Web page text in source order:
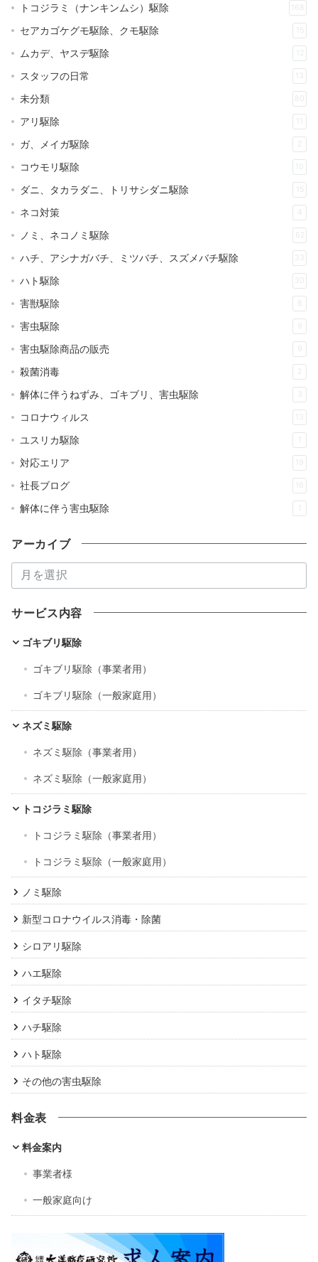
トコジラミ（ナンキンムシ）駆除 168
セアカゴケグモ駆除、クモ駆除 15
ムカデ、ヤスデ駆除 12
スタッフの日常 13
未分類 80
アリ駆除
ガ、メイガ駆除 2
コウモリ駆除 10
ダニ、タカラダニ、トリサシダニ駆除 15
ネコ対策 4
ノミ、ネコノミ駆除 62
ハチ、アシナガバチ、ミツバチ、スズメバチ駆除 33
ハト駆除 30
害獣駆除 8
害虫駆除 9
害虫駆除商品の販売 9
殺菌消毒 2
解体に伴うねずみ、ゴキブリ、害虫駆除 3
コロナウィルス 13
ユスリカ駆除
対応エリア 19
社長ブログ 16
解体に伴う害虫駆除
アーカイブ
ー
カ
イ
ブ
サービス内容
ゴキブリ駆除
ゴキブリ駆除（事業者用）
ゴキブリ駆除（一般家庭用）
ネズミ駆除
ネズミ駆除（事業者用）
ネズミ駆除（一般家庭用）
トコジラミ駆除
トコジラミ駆除（事業者用）
トコジラミ駆除（一般家庭用）
ノミ駆除
新型コロナウイルス消毒・除菌
シロアリ駆除
ハエ駆除
イタチ駆除
ハチ駆除
ハト駆除
その他の害虫駆除
料金表
料金案内
事業者様
一般家庭向け